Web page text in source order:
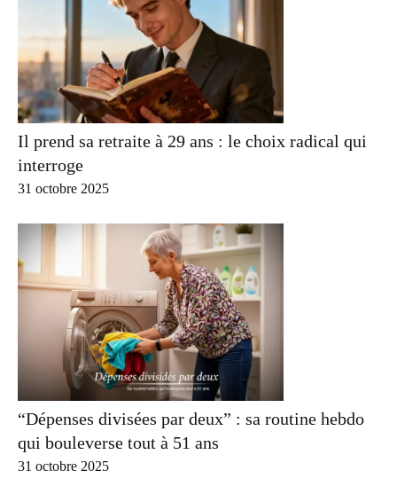
Il prend sa retraite à 29 ans : le choix radical qui
interroge
31 octobre 2025
“Dépenses divisées par deux” : sa routine hebdo
qui bouleverse tout à 51 ans
31 octobre 2025